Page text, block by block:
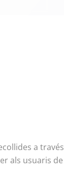
a través
als usuaris de